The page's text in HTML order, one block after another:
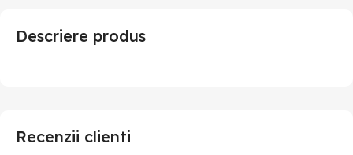
Descriere produs
Recenzii clienti